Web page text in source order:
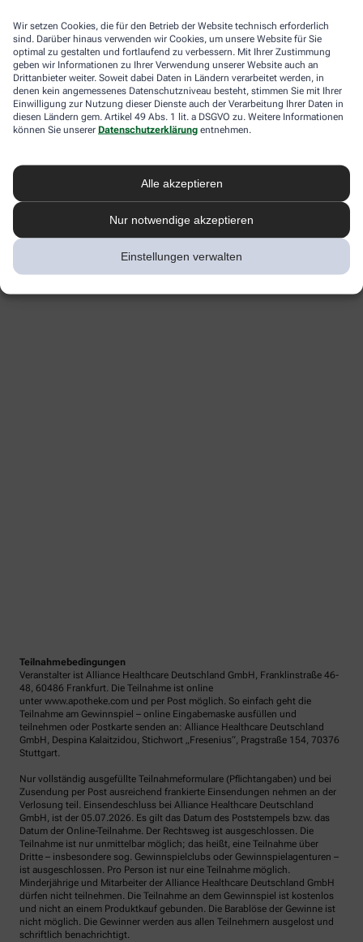
Wir setzen Cookies, die für den Betrieb der Website technisch erforderlich
sind. Darüber hinaus verwenden wir Cookies, um unsere Website für Sie
optimal zu gestalten und fortlaufend zu verbessern. Mit Ihrer Zustimmung
geben wir Informationen zu Ihrer Verwendung unserer Website auch an
Drittanbieter weiter. Soweit dabei Daten in Ländern verarbeitet werden, in
denen kein angemessenes Datenschutzniveau besteht, stimmen Sie mit Ihrer
Einwilligung zur Nutzung dieser Dienste auch der Verarbeitung Ihrer Daten in
diesen Ländern gem. Artikel 49 Abs. 1 lit. a DSGVO zu. Weitere Informationen
können Sie unserer Datenschutzerklärung entnehmen.
Alle akzeptieren
Nur notwendige akzeptieren
Einstellungen verwalten
Teilnahmebedingungen
Veranstalter ist Alliance Healthcare Deutschland GmbH, Franklinstraße 46-
48, 60486 Frankfurt. Die Teilnahme ist online
unter www.apotheke.com und per Post möglich. So einfach geht die
Teilnahme am Gewinnspiel – online Eingabemaske ausfüllen und
teilnehmen oder Postkarte senden an: Alliance Healthcare Deutschland
GmbH, Despina Kalaitzidou, Stichwort „Fresenius“, Pragstraße 154, 70376
Stuttgart.
Nur vollständig ausgefüllte Teilnahmeformulare (Pflichtangaben) und bei
Zusendung per Post ausreichend frankierte Einsendungen nehmen an der
Verlosung teil. Einsendeschluss bei Alliance Healthcare Deutschland
GmbH, ist der 05.07.2026. Es gilt das Datum des Poststempels bzw. das
Datum der Online-Teilnahme. Der Rechtsweg ist ausgeschlossen. Die
Teilnahme ist nur unmittelbar möglich; das heißt, eine Teilnahme über
Dritte – insbesondere sog. Gewinnspielclubs oder Gewinnspielagenturen –
ist ausgeschlossen. Pro Person ist nur eine Teilnahme möglich.
Minderjährige und Mitarbeiter der Alliance Healthcare Deutschland GmbH
dürfen nicht teilnehmen. Die Teilnahme an dem Gewinnspiel ist kostenlos
und nicht an einem Produktkauf gebunden. Die Barablöse der Gewinne ist
nicht möglich. Die Gewinner werden aus allen Teilnehmern ausgelost und
schriftlich benachrichtigt.